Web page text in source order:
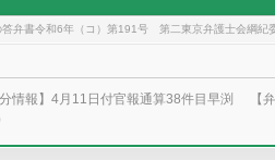
答弁書令和6年（コ）第191号 第二東京弁護士会綱紀
情報】4月11日付官報通算38件目早渕
【